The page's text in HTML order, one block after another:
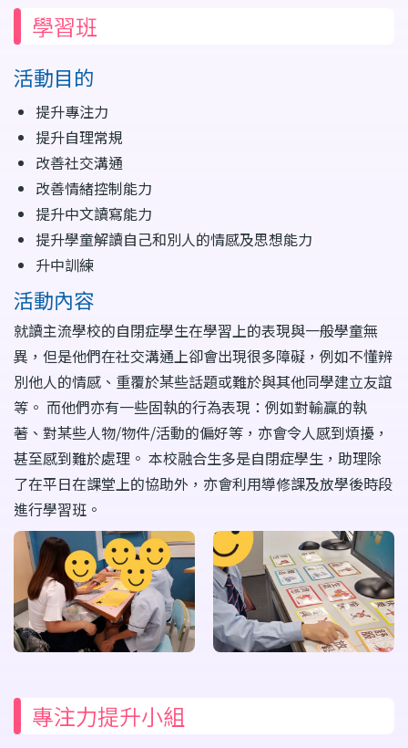
學習班
活動目的
提升專注力
提升自理常規
改善社交溝通
改善情緒控制能力
提升中文讀寫能力
提升學童解讀自己和別人的情感及思想能力
升中訓練
活動內容
就讀主流學校的自閉症學生在學習上的表現與一般學童無
異，但是他們在社交溝通上卻會出現很多障礙，例如不懂辨
別他人的情感、重覆於某些話題或難於與其他同學建立友誼
等。 而他們亦有一些固執的行為表現：例如對輸贏的執
著、對某些人物/物件/活動的偏好等，亦會令人感到煩擾，
甚至感到難於處理。 本校融合生多是自閉症學生，助理除
了在平日在課堂上的協助外，亦會利用導修課及放學後時段
進行學習班。
專注力提升小組